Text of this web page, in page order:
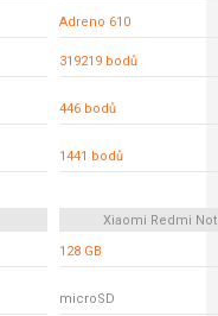
Adreno 610
319219 bodů
446 bodů
1441 bodů
Xiaomi Redmi
128 GB
microSD